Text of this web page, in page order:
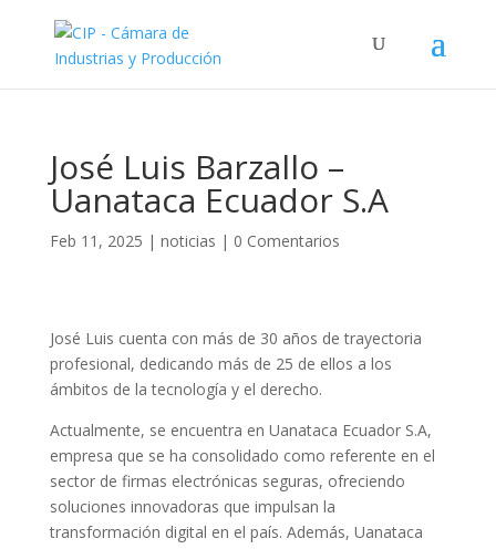
José Luis Barzallo –
Uanataca Ecuador S.A
Feb 11, 2025 | noticias | 0 Comentarios
José Luis cuenta con más de 30 años de trayectoria
profesional, dedicando más de 25 de ellos a los
ámbitos de la tecnología y el derecho.
Actualmente, se encuentra en Uanataca Ecuador S.A,
empresa que se ha consolidado como referente en el
sector de firmas electrónicas seguras, ofreciendo
soluciones innovadoras que impulsan la
transformación digital en el país. Además, Uanataca